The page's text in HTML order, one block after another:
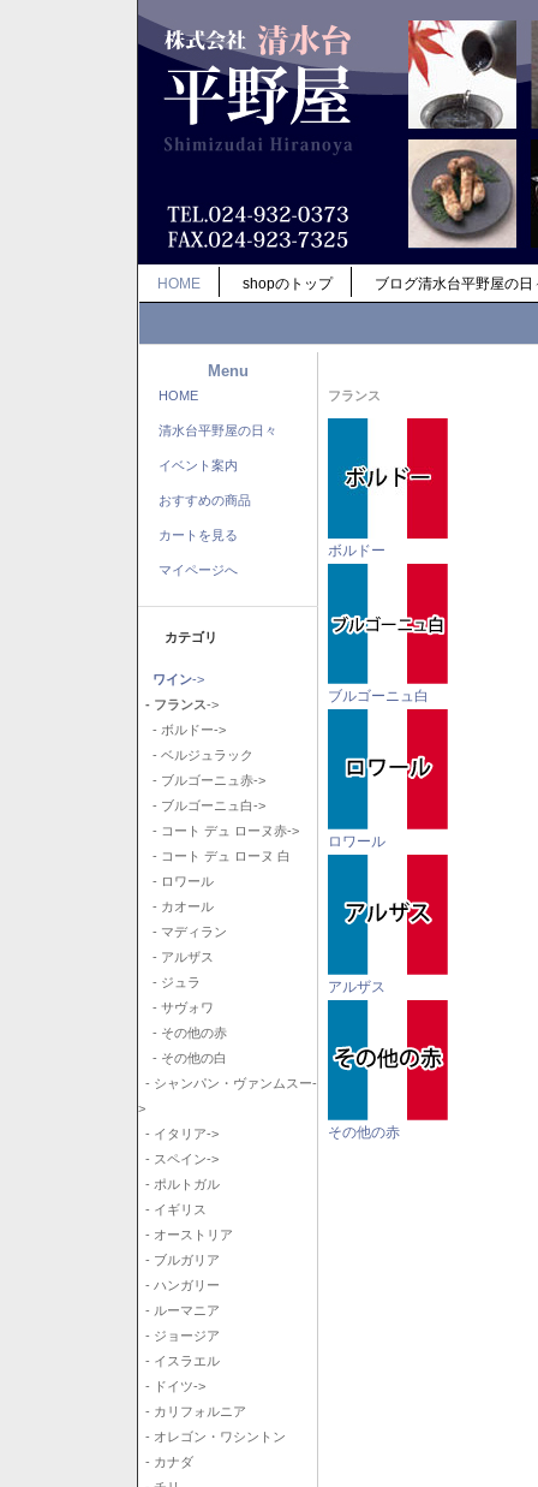
HOME shopのトップ ブログ清水台平野屋の日
Menu
HOME
清水台平野屋の日々
イベント案内
おすすめの商品
カートを見る
マイページへ
カテゴリ
ワイン->
- フランス->
- ボルドー->
- ベルジュラック
- ブルゴーニュ赤->
- ブルゴーニュ白->
- コート デュ ローヌ赤->
- コート デュ ローヌ 白
- ロワール
- カオール
- マディラン
- アルザス
- ジュラ
- サヴォワ
- その他の赤
- その他の白
- シャンパン・ヴァンムスー-
>
- イタリア->
- スペイン->
- ポルトガル
- イギリス
- オーストリア
- ブルガリア
- ハンガリー
- ルーマニア
- ジョージア
- イスラエル
- ドイツ->
- カリフォルニア
- オレゴン・ワシントン
- カナダ
フランス
ボルドー
ブルゴーニュ白
ロワール
アルザス
その他の赤